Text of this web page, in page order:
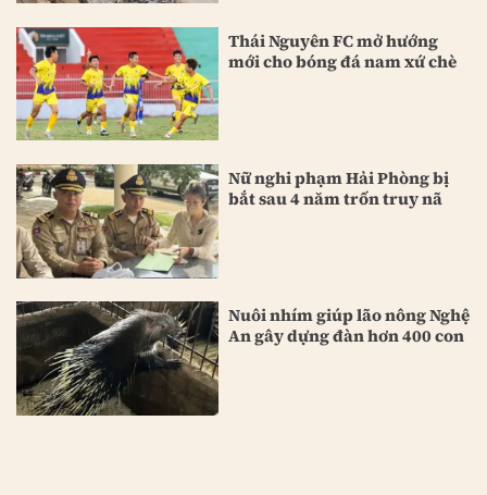
Thái Nguyên FC mở hướng
mới cho bóng đá nam xứ chè
Nữ nghi phạm Hải Phòng bị
bắt sau 4 năm trốn truy nã
Nuôi nhím giúp lão nông Nghệ
An gây dựng đàn hơn 400 con